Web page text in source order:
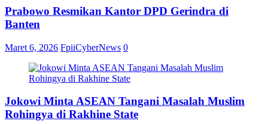
Prabowo Resmikan Kantor DPD Gerindra di
Banten
Maret 6, 2026 FpiiCyberNews 0
Jokowi Minta ASEAN Tangani Masalah Muslim
Rohingya di Rakhine State